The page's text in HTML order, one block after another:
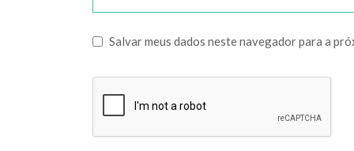
Salvar meus dados neste navegador para a